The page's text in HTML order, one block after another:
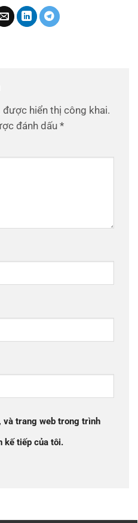
hiển thị công khai.
đánh dấu *
và trang web trong trình
kế tiếp của tôi.